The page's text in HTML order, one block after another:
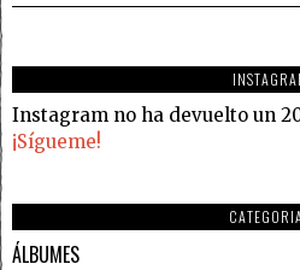
Instagram no ha devuelto un
¡Sígueme!
ÁLBUMES